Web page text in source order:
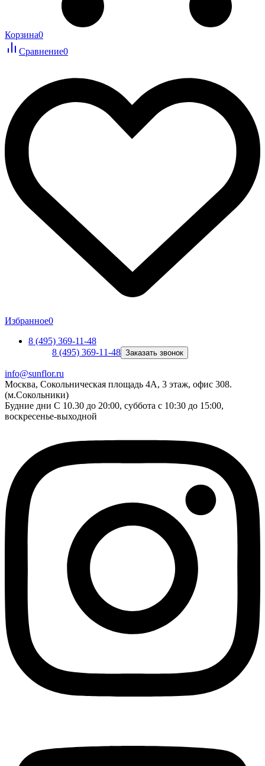
Корзина0
Сравнение0
Избранное0
8 (495) 369-11-48
8 (495) 369-11-48 Заказать звонок
info@sunflor.ru
Москва, Сокольническая площадь 4А, 3 этаж, офис 308.
(м.Сокольники)
Будние дни C 10.30 до 20:00, суббота с 10:30 до 15:00,
воскресенье-выходной